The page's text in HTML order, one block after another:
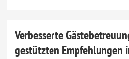
Verbesserte
gestützten Empfehlungen